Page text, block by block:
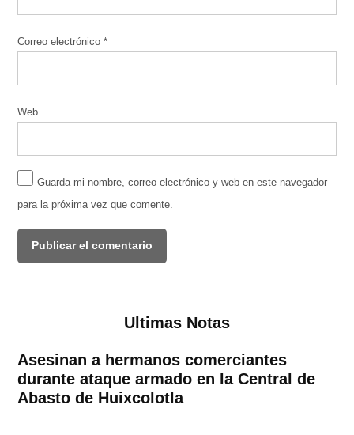
Correo electrónico*
Web
Guarda mi nombre, correo electrónico y web en este navegador
para la próxima vez que comente.
Ultimas Notas
Asesinan a hermanos comerciantes
durante ataque armado en la Central de
Abasto de Huixcolotla